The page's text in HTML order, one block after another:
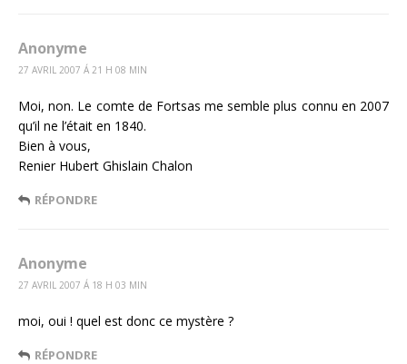
Anonyme
27 AVRIL 2007 Á 21 H 08 MIN
Moi, non. Le comte de Fortsas me semble plus connu en 2007
qu’il ne l’était en 1840.
Bien à vous,
Renier Hubert Ghislain Chalon
RÉPONDRE
Anonyme
27 AVRIL 2007 Á 18 H 03 MIN
moi, oui ! quel est donc ce mystère ?
RÉPONDRE